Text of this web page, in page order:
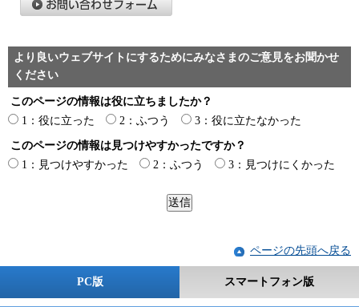
より良いウェブサイトにするためにみなさまのご意見をお聞かせ
ください
このページの情報は役に立ちましたか？
1：役に立った
2：ふつう 3：役に立たなかった
このページの情報は見つけやすかったですか？
1：見つけやすかった
2：ふつう 3：見つけにくかった
ページの先頭へ戻る
PC版 スマートフォン版